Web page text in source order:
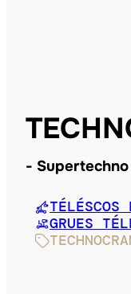
TÉLÉSCOS
GRUES